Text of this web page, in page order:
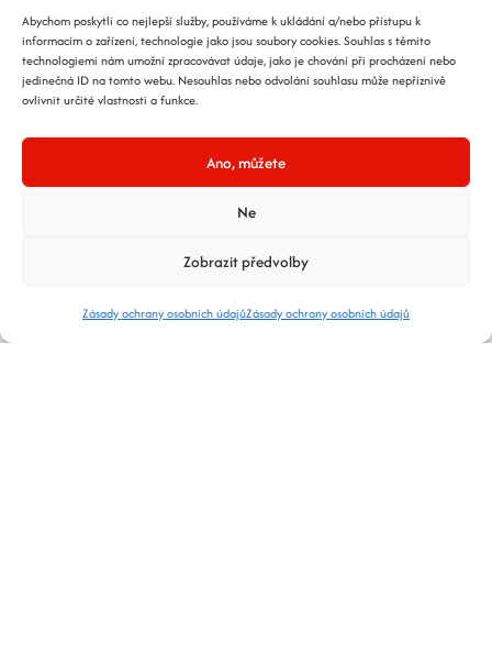
Abychom poskytli co nejlepší služby, používáme k ukládání a/nebo přístupu k
informacím o zařízení, technologie jako jsou soubory cookies. Souhlas s těmito
technologiemi nám umožní zpracovávat údaje, jako je chování při procházení nebo
jedinečná ID na tomto webu. Nesouhlas nebo odvolání souhlasu může nepříznivě
ovlivnit určité vlastnosti a funkce.
Ano, můžete
Ne
Zobrazit předvolby
Zásady ochrany osobních údajůZásady ochrany osobních údajů
pospojování spojek hadic na
základně a uvázáním čtyř
uzlů na břevno a proudnici.
Další soutěž se uskuteční ve
Děkuji za účast